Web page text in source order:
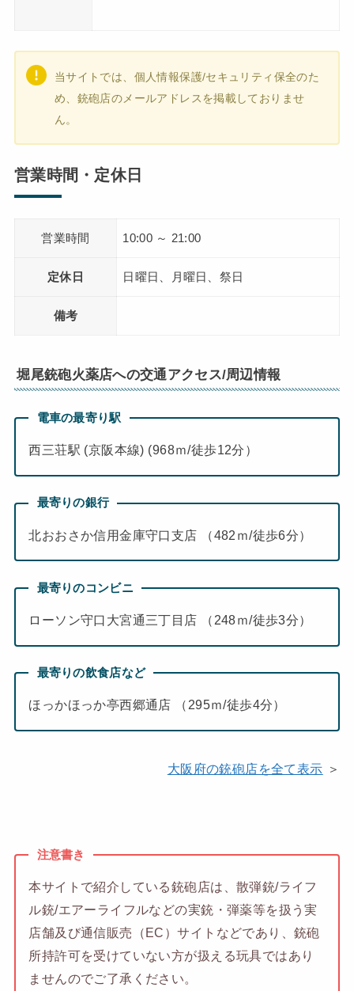
当サイトでは、個人情報保護/セキュリティ保全のた
め、銃砲店のメールアドレスを掲載しておりませ
ん。
営業時間・定休日
営業時間 10:00 ～ 21:00
定休日 日曜日、月曜日、祭日
備考
堀尾銃砲火薬店への交通アクセス/周辺情報
電車の最寄り駅
西三荘駅 (京阪本線) (968ｍ/徒歩12分）
最寄りの銀行
北おおさか信用金庫守口支店 （482ｍ/徒歩6分）
最寄りのコンビニ
ローソン守口大宮通三丁目店 （248ｍ/徒歩3分）
最寄りの飲食店など
ほっかほっか亭西郷通店 （295ｍ/徒歩4分）
大阪府の銃砲店を全て表示 ＞
注意書き
本サイトで紹介している銃砲店は、散弾銃/ライフ
ル銃/エアーライフルなどの実銃・弾薬等を扱う実
店舗及び通信販売（EC）サイトなどであり、銃砲
所持許可を受けていない方が扱える玩具ではあり
ませんのでご了承ください。